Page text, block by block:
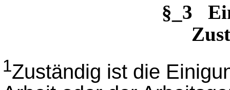
§_3
1Zuständig ist die